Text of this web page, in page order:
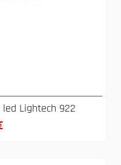
Lightech 922